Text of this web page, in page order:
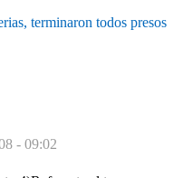
terminaron todos presos
- 09:02